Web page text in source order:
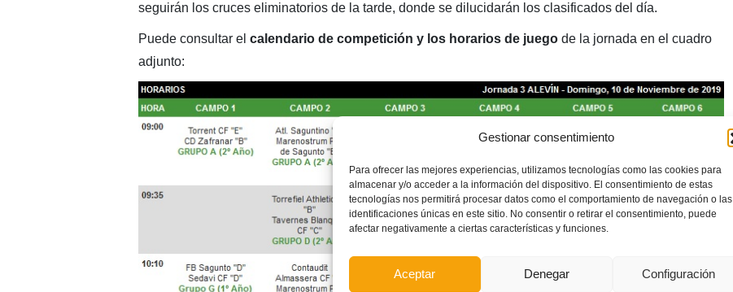
Gestionar consentimiento
Para ofrecer las mejores experiencias, utilizamos tecnologías como las cookies para
almacenar y/o acceder a la información del dispositivo. El consentimiento de estas
tecnologías nos permitirá procesar datos como el comportamiento de navegación o las
identificaciones únicas en este sitio. No consentir o retirar el consentimiento, puede
afectar negativamente a ciertas características y funciones.
Aceptar Denegar Configuración
seguirán los cruces eliminatorios de la tarde, donde se dilucidarán los clasificados del día.
Puede consultar el calendario de competición y los horarios de juegode la jornada en el cuadro
adjunto: